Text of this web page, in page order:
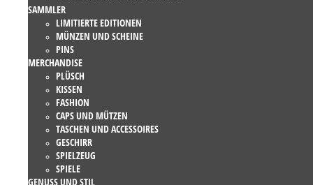
SAMMLER
LIMITIERTE EDITIONEN
MÜNZEN UND SCHEINE
PINS
MERCHANDISE
PLÜSCH
KISSEN
FASHION
CAPS UND MÜTZEN
TASCHEN UND ACCESSOIRES
GESCHIRR
SPIELZEUG
SPIELE
GENUSS UND STIL